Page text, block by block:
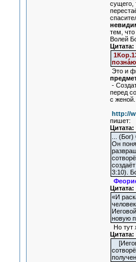
сущего,
тем, что
Волей
Цитата:
Это и
-
перед
с женой.
http://
пишет:
Цитата:
...
Он
3:10).
Цитата:
«И
новую
Но тут
Цитата: